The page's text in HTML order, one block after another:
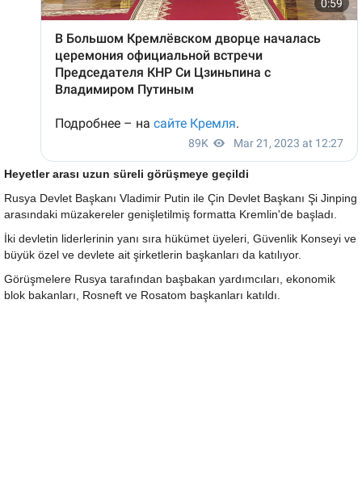
Heyetler arası uzun süreli görüşmeye geçildi
Rusya Devlet Başkanı Vladimir Putin ile Çin Devlet Başkanı Şi Jinping
arasındaki müzakereler genişletilmiş formatta Kremlin'de başladı.
İki devletin liderlerinin yanı sıra hükümet üyeleri, Güvenlik Konseyi ve
büyük özel ve devlete ait şirketlerin başkanları da katılıyor.
Görüşmelere Rusya tarafından başbakan yardımcıları, ekonomik
blok bakanları, Rosneft ve Rosatom başkanları katıldı.